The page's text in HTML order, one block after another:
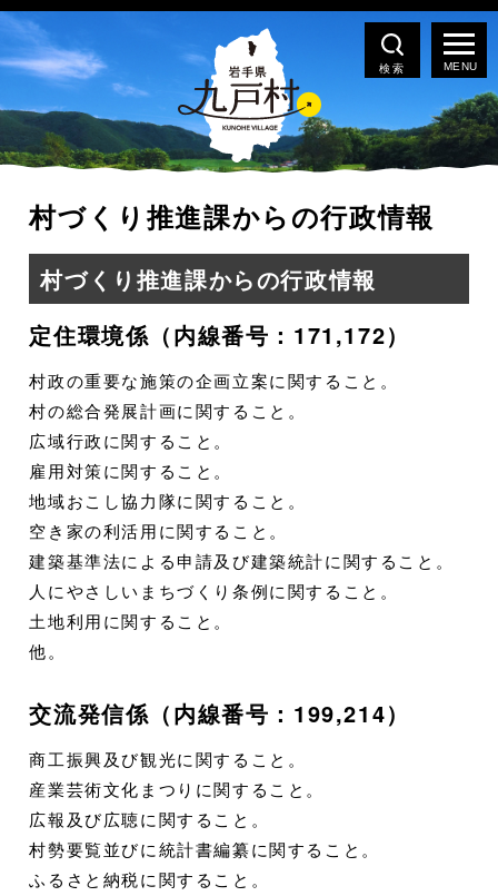
検索
村づくり推進課からの行政情報
村づくり推進課からの行政情報
定住環境係（内線番号：171,172）
村政の重要な施策の企画立案に関すること。
村の総合発展計画に関すること。
広域行政に関すること。
雇用対策に関すること。
地域おこし協力隊に関すること。
空き家の利活用に関すること。
建築基準法による申請及び建築統計に関すること。
人にやさしいまちづくり条例に関すること。
土地利用に関すること。
他。
交流発信係（内線番号：199,214）
商工振興及び観光に関すること。
産業芸術文化まつりに関すること。
広報及び広聴に関すること。
村勢要覧並びに統計書編纂に関すること。
ふるさと納税に関すること。